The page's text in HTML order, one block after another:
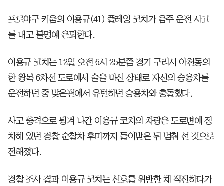
프로야구 키움의 이용규(41) 플레잉 코치가 음주 운전 사고
를 내고 불명예 은퇴한다.
이용규 코치는 12일 오전 6시 25분쯤 경기 구리시 아천동의
한 왕복 6차선 도로에서 술을 마신 상태로 자신의 승용차를
운전하던 중 맞은편에서 유턴하던 승용차와 충돌했다.
사고 충격으로 튕겨 나간 이용규 코치의 차량은 도로변에 정
차해 있던 경찰 순찰차 후미까지 들이받은 뒤 멈춰 선 것으로
전해졌다.
경찰 조사 결과 이용규 코치는 신호를 위반한 채 직진하다가